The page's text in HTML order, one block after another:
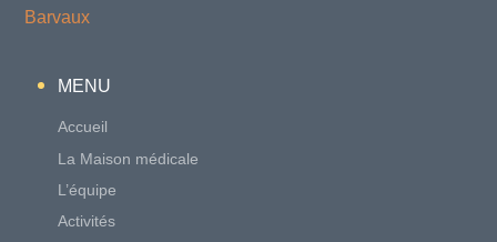
MENU
Accueil
La Maison médicale
L’équipe
Activités